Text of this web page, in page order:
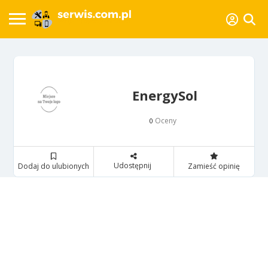
EnergySol
0 Oceny
Dodaj do ulubionych Udostępnij Zamieść opinię